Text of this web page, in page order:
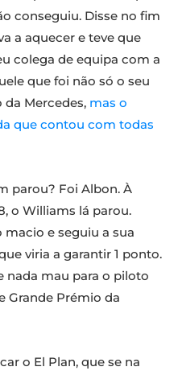
conseguiu. Disse no fim
a aquecer e teve que
colega de equipa com a
que foi não só o seu
Mercedes, mas o
que contou com todas
parou? Foi Albon. À
o Williams lá parou.
e seguiu a sua
viria a garantir 1 ponto.
nada mau para o piloto
Grande Prémio da
o El Plan, que se na